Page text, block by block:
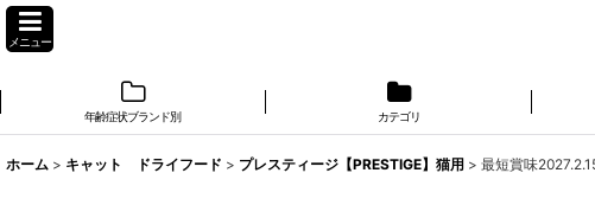
メニュー
年齢症状ブランド別 カテゴリ
ホーム > キャット ドライフード > プレスティージ【PRESTIGE】猫用 > 最短賞味